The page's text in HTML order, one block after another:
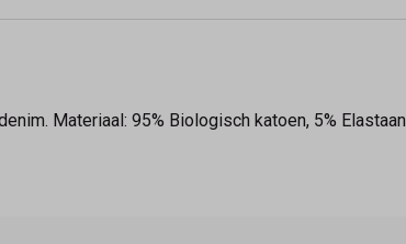
Materiaal: 95% Biologisch katoen, 5% Elastaan